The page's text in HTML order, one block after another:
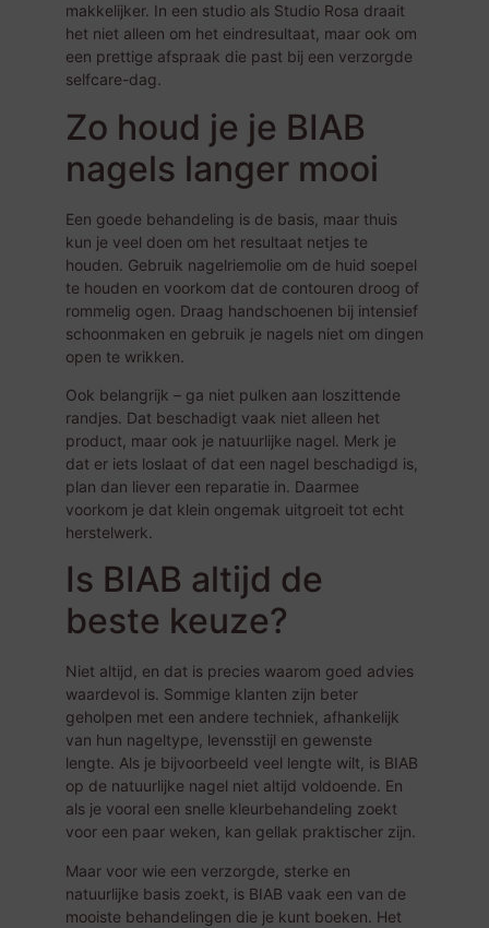
makkelijker. In een studio als Studio Rosa draait
het niet alleen om het eindresultaat, maar ook om
een prettige afspraak die past bij een verzorgde
selfcare-dag.
Zo houd je je BIAB
nagels langer mooi
Een goede behandeling is de basis, maar thuis
kun je veel doen om het resultaat netjes te
houden. Gebruik nagelriemolie om de huid soepel
te houden en voorkom dat de contouren droog of
rommelig ogen. Draag handschoenen bij intensief
schoonmaken en gebruik je nagels niet om dingen
open te wrikken.
Ook belangrijk – ga niet pulken aan loszittende
randjes. Dat beschadigt vaak niet alleen het
product, maar ook je natuurlijke nagel. Merk je
dat er iets loslaat of dat een nagel beschadigd is,
plan dan liever een reparatie in. Daarmee
voorkom je dat klein ongemak uitgroeit tot echt
herstelwerk.
Is BIAB altijd de
beste keuze?
Niet altijd, en dat is precies waarom goed advies
waardevol is. Sommige klanten zijn beter
geholpen met een andere techniek, afhankelijk
van hun nageltype, levensstijl en gewenste
lengte. Als je bijvoorbeeld veel lengte wilt, is BIAB
op de natuurlijke nagel niet altijd voldoende. En
als je vooral een snelle kleurbehandeling zoekt
voor een paar weken, kan gellak praktischer zijn.
Maar voor wie een verzorgde, sterke en
natuurlijke basis zoekt, is BIAB vaak een van de
mooiste behandelingen die je kunt boeken. Het